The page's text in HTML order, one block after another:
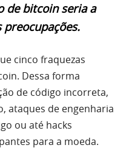
de bitcoin seria a
preocupações.
cinco fraquezas
Dessa forma
de código incorreta,
ataques de engenharia
ou até hacks
para a moeda.